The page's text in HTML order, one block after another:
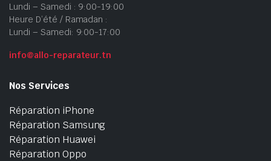
Lundi – Samedi : 9:00-19:00
Heure D’été / Ramadan :
Lundi – Samedi: 9:00-17:00
info@allo-reparateur.tn
Nos Services
Réparation iPhone
Réparation Samsung
Réparation Huawei
Réparation Oppo